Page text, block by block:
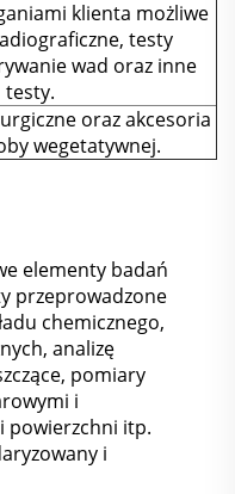
klienta możliwe
testy
wad oraz inne
testy.
oraz akcesoria
wegetatywnej.
elementy badań
przeprowadzone
chemicznego,
analizę
pomiary
i
powierzchni itp.
i